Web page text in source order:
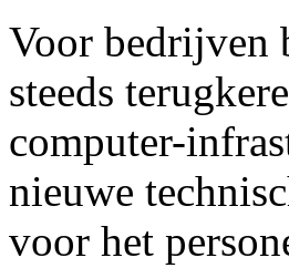
Voor bedrijven
steeds
computer-
nieuwe
voor het